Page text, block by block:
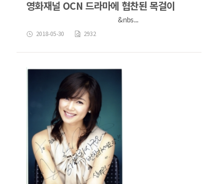
영화재널 OCN 드라마에 협찬된 목걸이
&nbs...
2018-05-30 2932